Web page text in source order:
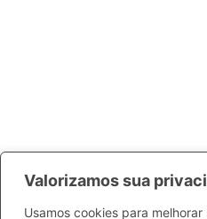
Valorizamos sua
Usamos cookies para